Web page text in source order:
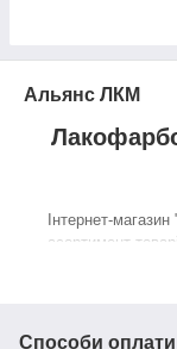
Альянс ЛКМ
Інтернет-
асортимент
доступними
фарби від
Способи оплати